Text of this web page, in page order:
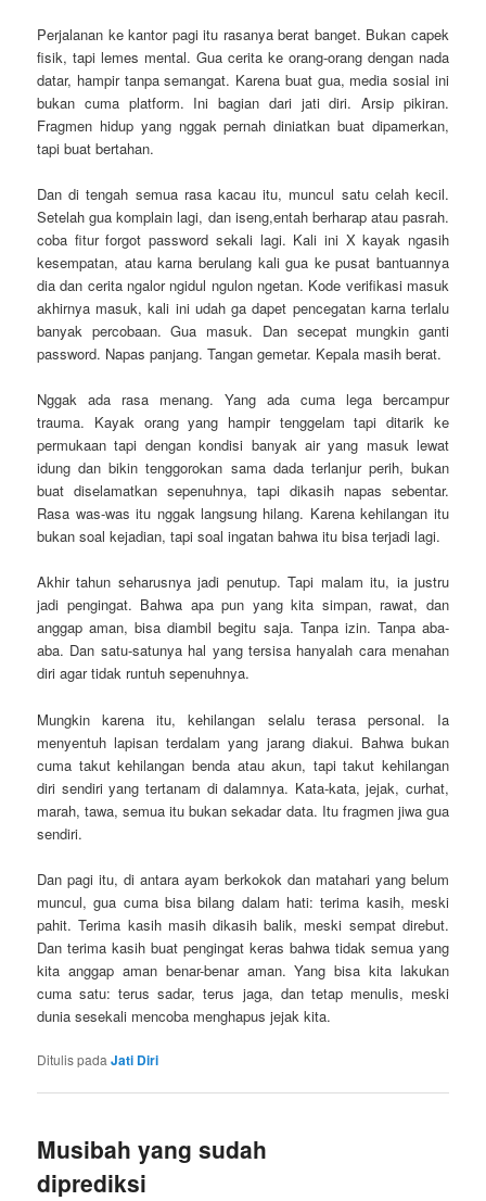
Perjalanan ke kantor pagi itu rasanya berat banget. Bukan capek
fisik, tapi lemes mental. Gua cerita ke orang-orang dengan nada
datar, hampir tanpa semangat. Karena buat gua, media sosial ini
bukan cuma platform. Ini bagian dari jati diri. Arsip pikiran.
Fragmen hidup yang nggak pernah diniatkan buat dipamerkan,
tapi buat bertahan.
Dan di tengah semua rasa kacau itu, muncul satu celah kecil.
Setelah gua komplain lagi, dan iseng,entah berharap atau pasrah.
coba fitur forgot password sekali lagi. Kali ini X kayak ngasih
kesempatan, atau karna berulang kali gua ke pusat bantuannya
dia dan cerita ngalor ngidul ngulon ngetan. Kode verifikasi masuk
akhirnya masuk, kali ini udah ga dapet pencegatan karna terlalu
banyak percobaan. Gua masuk. Dan secepat mungkin ganti
password. Napas panjang. Tangan gemetar. Kepala masih berat.
Nggak ada rasa menang. Yang ada cuma lega bercampur
trauma. Kayak orang yang hampir tenggelam tapi ditarik ke
permukaan tapi dengan kondisi banyak air yang masuk lewat
idung dan bikin tenggorokan sama dada terlanjur perih, bukan
buat diselamatkan sepenuhnya, tapi dikasih napas sebentar.
Rasa was-was itu nggak langsung hilang. Karena kehilangan itu
bukan soal kejadian, tapi soal ingatan bahwa itu bisa terjadi lagi.
Akhir tahun seharusnya jadi penutup. Tapi malam itu, ia justru
jadi pengingat. Bahwa apa pun yang kita simpan, rawat, dan
anggap aman, bisa diambil begitu saja. Tanpa izin. Tanpa aba-
aba. Dan satu-satunya hal yang tersisa hanyalah cara menahan
diri agar tidak runtuh sepenuhnya.
Mungkin karena itu, kehilangan selalu terasa personal. Ia
menyentuh lapisan terdalam yang jarang diakui. Bahwa bukan
cuma takut kehilangan benda atau akun, tapi takut kehilangan
diri sendiri yang tertanam di dalamnya. Kata-kata, jejak, curhat,
marah, tawa, semua itu bukan sekadar data. Itu fragmen jiwa gua
sendiri.
Dan pagi itu, di antara ayam berkokok dan matahari yang belum
muncul, gua cuma bisa bilang dalam hati: terima kasih, meski
pahit. Terima kasih masih dikasih balik, meski sempat direbut.
Dan terima kasih buat pengingat keras bahwa tidak semua yang
kita anggap aman benar-benar aman. Yang bisa kita lakukan
cuma satu: terus sadar, terus jaga, dan tetap menulis, meski
dunia sesekali mencoba menghapus jejak kita.
Ditulis pada Jati Diri
Musibah yang sudah
diprediksi